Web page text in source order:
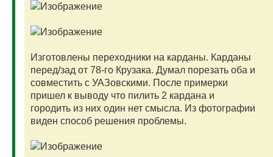
Изготовлены переходники на карданы. Карданы
перед/зад от 78-го Крузака. Думал порезать оба и
совместить с УАЗовскими. После примерки
пришел к выводу что пилить 2 кардана и
городить из них один нет смысла. Из фотографии
виден способ решения проблемы.